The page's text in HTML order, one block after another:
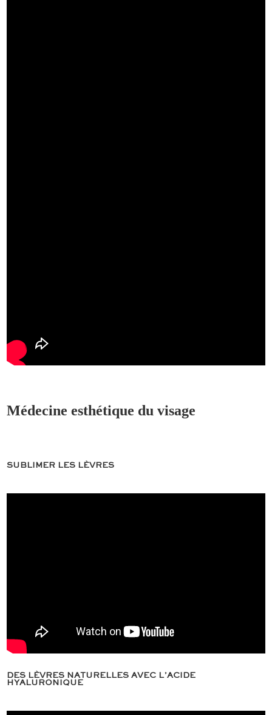
Médecine esthétique du visage
SUBLIMER LES LÈVRES
DES LÈVRES NATURELLES AVEC L’ACIDE
HYALURONIQUE